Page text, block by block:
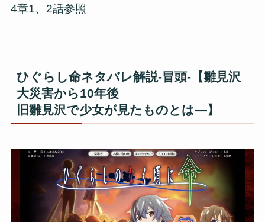
4章1、2話参照
ひぐらし命ネタバレ解説-冒頭-【雛見沢
大災害から10年後
旧雛見沢で少女が見たものとは―】